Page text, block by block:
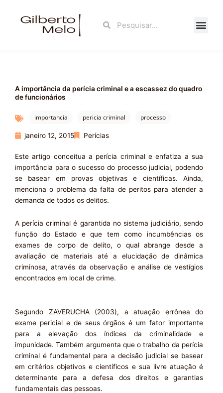
Search
A importância da perícia criminal e a escassez do quadro
de funcionários
importancia pericia criminal processo
janeiro 12, 2015 Perícias
Este artigo conceitua a perícia criminal e enfatiza a sua
importância para o sucesso do processo judicial, podendo
se basear em provas objetivas e científicas. Ainda,
menciona o problema da falta de peritos para atender a
demanda de todos os delitos.
A perícia criminal é garantida no sistema judiciário, sendo
função do Estado e que tem como incumbências os
exames de corpo de delito, o qual abrange desde a
avaliação de materiais até a elucidação de dinâmica
criminosa, através da observação e análise de vestígios
encontrados em local de crime.
Segundo ZAVERUCHA (2003), a atuação errônea do
exame pericial e de seus órgãos é um fator importante
para a elevação dos índices da criminalidade e
impunidade. Também argumenta que o trabalho da perícia
criminal é fundamental para a decisão judicial se basear
em critérios objetivos e científicos e sua livre atuação é
determinante para a defesa dos direitos e garantias
fundamentais das pessoas.